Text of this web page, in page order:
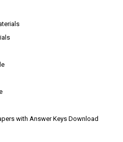
with Answer Keys Download